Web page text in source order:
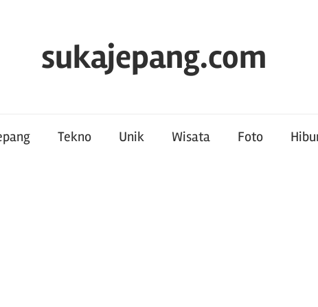
sukajepang.com
Tekno Unik Wisata Foto